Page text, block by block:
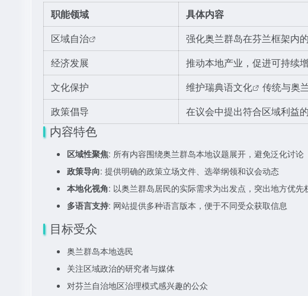
职能领域
具体内容
区域自治
强化奥兰群岛在芬兰框架内
经济发展
推动本地产业，促进可持续
文化保护
维护瑞典语文化
传统与奥
政策倡导
在议会中提出符合区域利益
内容特色
区域性聚焦: 所有内容围绕奥兰群岛本地议题展开，避免泛化讨论
政策导向: 提供明确的政策立场文件、选举纲领和议会动态
本地化视角: 以奥兰群岛居民的实际需求为出发点，突出地方优先
多语言支持: 网站提供多种语言版本，便于不同受众获取信息
目标受众
奥兰群岛本地选民
关注区域政治的研究者与媒体
对芬兰自治地区治理模式感兴趣的公众